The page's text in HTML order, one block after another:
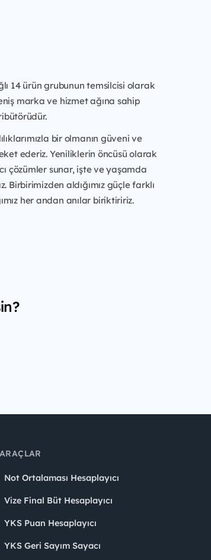
14 ürün grubunun temsilcisi olarak
marka ve hizmet ağına sahip
bir olmanın güveni ve
ederiz. Yeniliklerin öncüsü olarak
çözümler sunar, işte ve yaşamda
Birbirimizden aldığımız güçle farklı
her andan anılar biriktiririz.
ARAÇLAR
Not Ortalaması Hesaplayıcı
Vize Final Büt Hesaplayıcı
YKS Puan Hesaplayıcı
YKS Geri Sayım Sayacı